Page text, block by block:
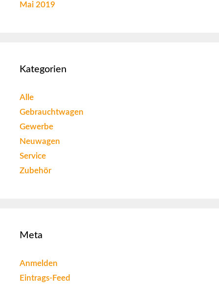
Mai 2019
Kategorien
Alle
Gebrauchtwagen
Gewerbe
Neuwagen
Service
Zubehör
Meta
Anmelden
Eintrags-Feed